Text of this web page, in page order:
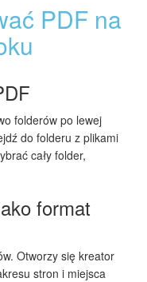
PDF na
folderów po lewej
do folderu z plikami
cały folder,
format
Otworzy się kreator
stron i miejsca